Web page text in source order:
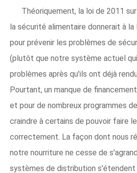
Théoriquement, la loi de 2011
la sécurité alimentaire donnerait à
pour prévenir les problèmes de
(plutôt que notre système actuel
problèmes après qu'ils ont déjà
Pourtant, un manque de
et pour de nombreux programmes
craindre à certains de pouvoir faire
correctement. La façon dont nous
notre nourriture ne cesse de
systèmes de distribution s'étendent